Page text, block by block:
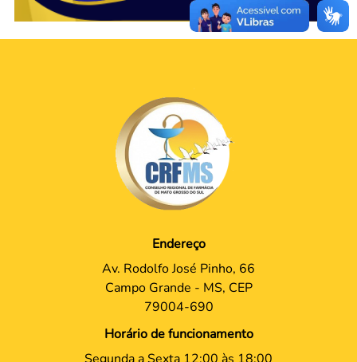
Endereço
Av. Rodolfo José Pinho, 66
Campo Grande - MS, CEP
79004-690
Horário de funcionamento
Segunda a Sexta 12:00 às 18:00